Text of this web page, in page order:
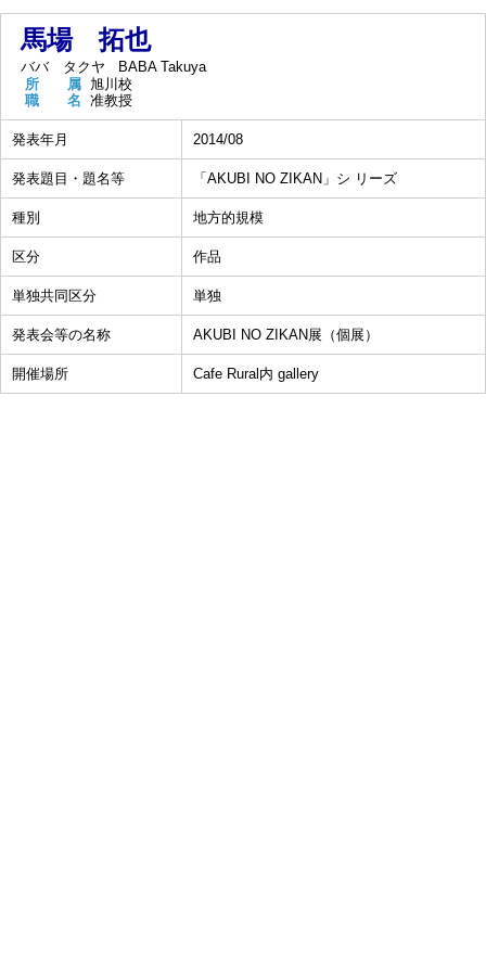
馬場 拓也
ババ タクヤ
BABA Takuya
所 属 旭川校
職 名 准教授
発表年月 2014/08
発表題目・題名等 「AKUBI NO ZIKAN」シ リーズ
種別 地方的規模
区分 作品
単独共同区分 単独
発表会等の名称 AKUBI NO ZIKAN展（個展）
開催場所 Cafe Rural内 gallery